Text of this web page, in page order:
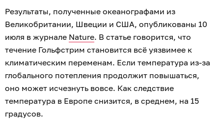
Результаты, полученные океанографами из
Великобритании, Швеции и США, опубликованы 10
июля в журнале Nature. В статье говорится, что
течение Гольфстрим становится всё уязвимее к
климатическим переменам. Если температура из-за
глобального потепления продолжит повышаться,
оно может исчезнуть вовсе. Как следствие
температура в Европе снизится, в среднем, на 15
градусов.